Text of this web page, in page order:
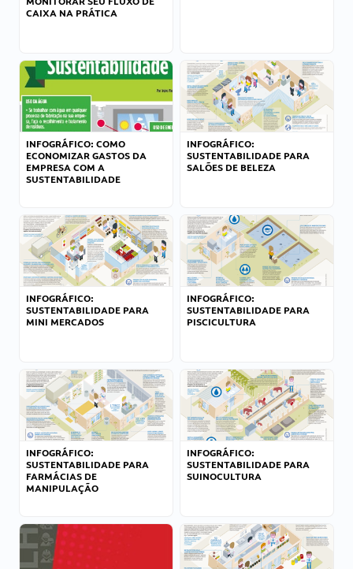
CAIXA NA PRÁTICA
INFOGRÁFICO: COMO
ECONOMIZAR GASTOS DA
EMPRESA COM A
SUSTENTABILIDADE
INFOGRÁFICO:
SUSTENTABILIDADE PARA
SALÕES DE BELEZA
INFOGRÁFICO:
SUSTENTABILIDADE PARA
MINI MERCADOS
INFOGRÁFICO:
SUSTENTABILIDADE PARA
PISCICULTURA
INFOGRÁFICO:
SUSTENTABILIDADE PARA
FARMÁCIAS DE
MANIPULAÇÃO
INFOGRÁFICO:
SUSTENTABILIDADE PARA
SUINOCULTURA